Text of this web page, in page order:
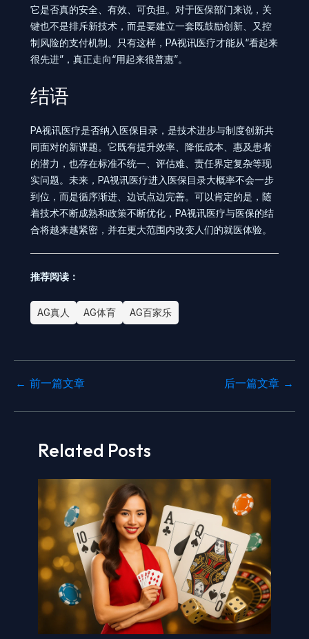
它是否真的安全、有效、可负担。对于医保部门来说，关
键也不是排斥新技术，而是要建立一套既鼓励创新、又控
制风险的支付机制。只有这样，PA视讯医疗才能从“看起来
很先进”，真正走向“用起来很普惠”。
结语
PA视讯医疗是否纳入医保目录，是技术进步与制度创新共
同面对的新课题。它既有提升效率、降低成本、惠及患者
的潜力，也存在标准不统一、评估难、责任界定复杂等现
实问题。未来，PA视讯医疗进入医保目录大概率不会一步
到位，而是循序渐进、边试点边完善。可以肯定的是，随
着技术不断成熟和政策不断优化，PA视讯医疗与医保的结
合将越来越紧密，并在更大范围内改变人们的就医体验。
推荐阅读：
AG真人 AG体育 AG百家乐
← 前一篇文章 后一篇文章 →
Related Posts